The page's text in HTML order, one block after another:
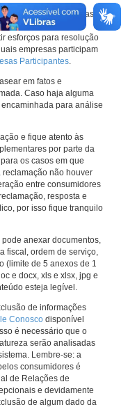
em face de empresas
assumiram
esforços para resolução
empresas participam
Participantes.
em fatos e
Caso haja alguma
para análise
e fique atento às
por parte da
os casos em que
não houver
entre consumidores
resposta e
por isso fique tranquilo
anexar documentos,
fiscal, ordem de serviço,
(limite de 5 anexos de 1
e docx, xls e xlsx, jpg e
esteja legível.
de informações
Conosco disponível
é necessário que o
serão analisadas
Lembre-se: a
consumidores é
de Relações de
e devidamente
de algum dado da